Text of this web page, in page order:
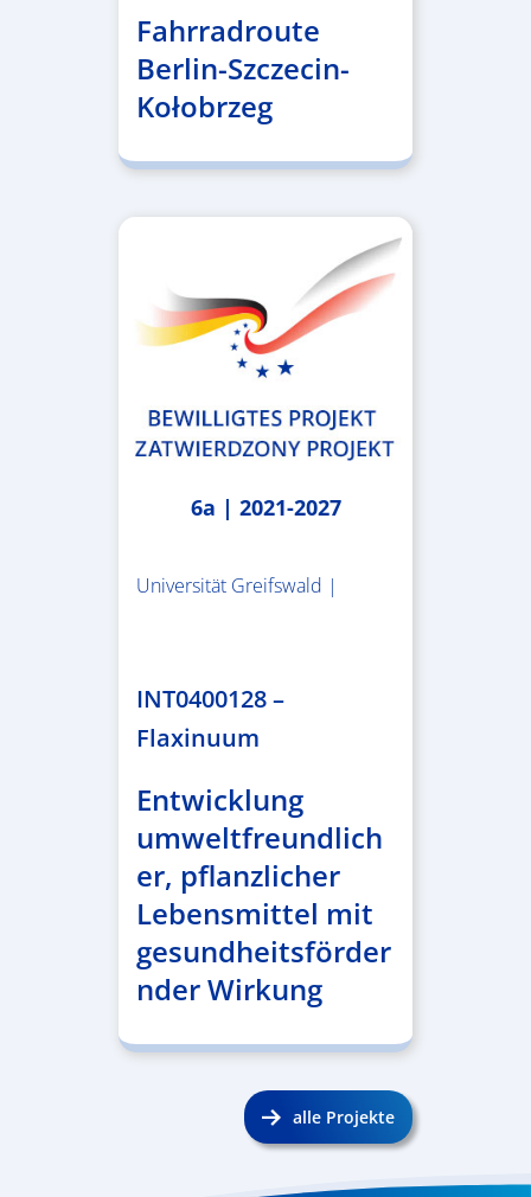
Fahrradroute
Berlin-Szczecin-
Kołobrzeg
6a | 2021-2027
Universität Greifswald |
INT0400128 –
Flaxinuum
Entwicklung
umweltfreundlich
er, pflanzlicher
Lebensmittel mit
gesundheitsförder
nder Wirkung
alle Projekte